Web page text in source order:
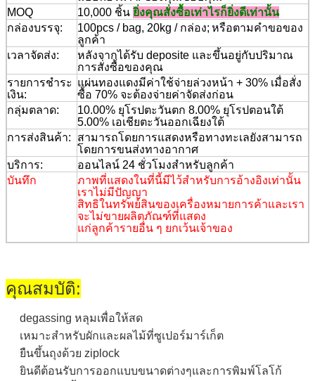
MOQ
10,000 ชิ้น ยิ่งคุณสั่งซื้อเท่าไรก็ยิ่งดีเท่านั้น
กล่องบรรจุ:
100pcs / bag, 20kg / กล่อง; หรือตามคำขอของ
ลูกค้า
เวลาจัดส่ง:
หลังจากได้รับ deposite และขึ้นอยู่กับปริมาณ
การสั่งซื้อของคุณ
รายการชำระ
เงิน:
แผ่นทองแดงมีค่าใช้จ่ายล่วงหน้า + 30% เมื่อสั่ง
ซื้อ 70% จะต้องจ่ายค่าจัดส่งก่อน
กลุ่มตลาด:
10.00% ยุโรปตะวันตก 8.00% ยุโรปตอนใต้
5.00% เอเชียตะวันออกเฉียงใต้
การส่งสินค้า:
สามารถโดยการแสดงหรือทางทะเลยังสามารถ
โดยการขนส่งทางอากาศ
บริการ:
ออนไลน์ 24 ชั่วโมงสำหรับลูกค้า
บันทึก
ภาพที่แสดงในที่นี้มีไว้สำหรับการอ้างอิงเท่านั้น
เราไม่มีปัญญา
สิทธิในทรัพย์สินของเครื่องหมายการค้าและเรา
จะไม่ขายผลิตภัณฑ์ที่แสดง
แก่ลูกค้ารายอื่น ๆ ยกเว้นเจ้าของ
คุณสมบัติ:
degassing หลุมเพื่อให้สด
เหมาะสำหรับผักและผลไม้ที่ซูเปอร์มาร์เก็ต
ยืนขึ้นถุงด้วย ziplock
ยินดีต้อนรับการออกแบบขนาดต่างๆและการพิมพ์โลโก้